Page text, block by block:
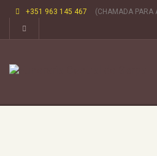
+351 963 145 467 (CHAMADA PARA